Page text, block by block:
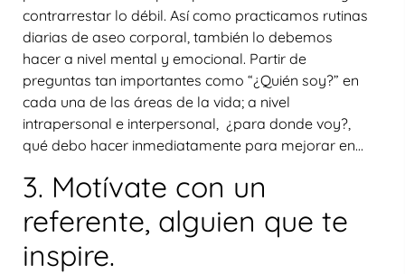
contrarrestar lo débil. Así como practicamos rutinas
diarias de aseo corporal, también lo debemos
hacer a nivel mental y emocional. Partir de
preguntas tan importantes como “¿Quién soy?” en
cada una de las áreas de la vida; a nivel
intrapersonal e interpersonal, ¿para donde voy?,
qué debo hacer inmediatamente para mejorar en…
3. Motívate con un
referente, alguien que te
inspire.